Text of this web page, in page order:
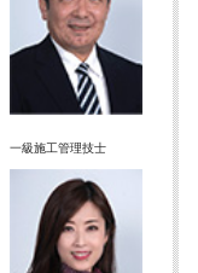
一級施工管理技士